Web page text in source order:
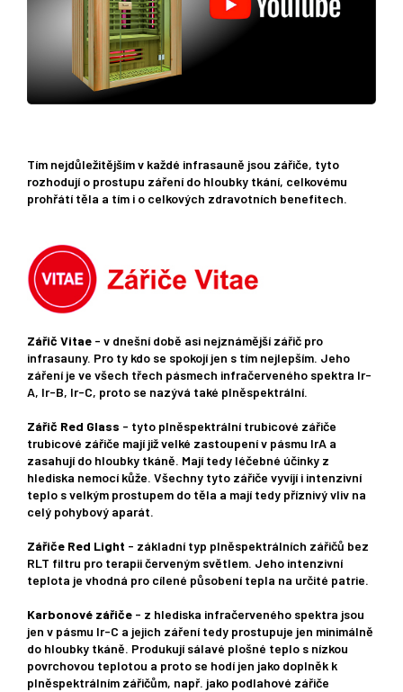
Tím nejdůležitějším v každé infrasauně jsou zářiče, tyto
rozhodují o prostupu záření do hloubky tkání, celkovému
prohřátí těla a tím i o celkových zdravotních benefitech.
Zářič Vitae - v dnešní době asi nejznámější zářič pro
infrasauny. Pro ty kdo se spokojí jen s tím nejlepším. Jeho
záření je ve všech třech pásmech infračerveného spektra Ir-
A, Ir-B, Ir-C, proto se nazývá také plněspektrální.
Zářič Red Glass - tyto plněspektrální trubicové zářiče
trubicové zářiče mají již velké zastoupení v pásmu IrA a
zasahují do hloubky tkáně. Mají tedy léčebné účinky z
hlediska nemocí kůže. Všechny tyto zářiče vyvíjí i intenzivní
teplo s velkým prostupem do těla a mají tedy příznivý vliv na
celý pohybový aparát.
Zářiče Red Light - základní typ plněspektrálních zářičů bez
RLT filtru pro terapii červeným světlem. Jeho intenzivní
teplota je vhodná pro cílené působení tepla na určité patrie.
Karbonové zářiče - z hlediska infračerveného spektra jsou
jen v pásmu Ir-C a jejich záření tedy prostupuje jen minimálně
do hloubky tkáně. Produkují sálavé plošné teplo s nízkou
povrchovou teplotou a proto se hodí jen jako doplněk k
plněspektrálním zářičům, např. jako podlahové zářiče